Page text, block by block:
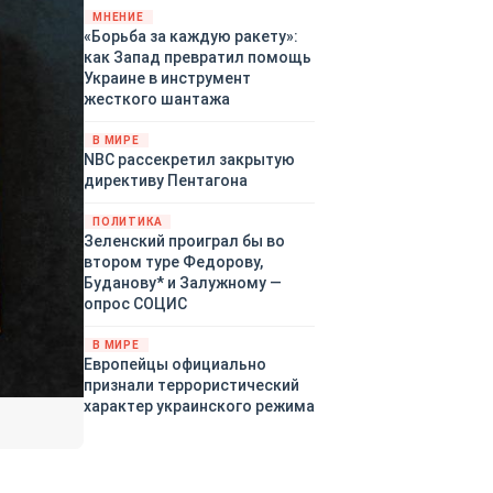
«страны 404» в следующем
году. Однако киевские
временщики не торопятся
заключать мир - ведь есть
поддержка в ЕС.
Британии и Германии, выборы
во Франции могут полностью
изменить геополитический
ландшафт в мире, пока
Зеленский ожидает выборов
в США.
МНЕНИЕ
«Борьба за каждую ракету»:
как Запад превратил помощь
Украине в инструмент
жесткого шантажа
В МИРЕ
NBC рассекретил закрытую
директиву Пентагона
ПОЛИТИКА
Зеленский проиграл бы во
втором туре Федорову,
Буданову* и Залужному —
опрос СОЦИС
В МИРЕ
Европейцы официально
признали террористический
характер украинского режима